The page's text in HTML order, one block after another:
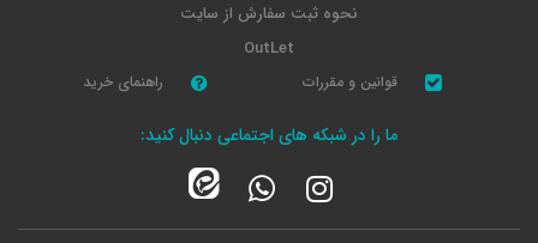
نحوه ثبت سفارش از سایت
OutLet
قوانین و مقررات راهنمای خرید
ما را در شبکه های اجتماعی دنبال کنید: